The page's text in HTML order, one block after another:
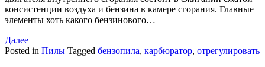
консистенции воздуха и бензина в камере сгорания. Главные
элементы хоть какого бензинового…
Далее
Posted in Пилы Tagged бензопила, карбюратор, отрегулировать